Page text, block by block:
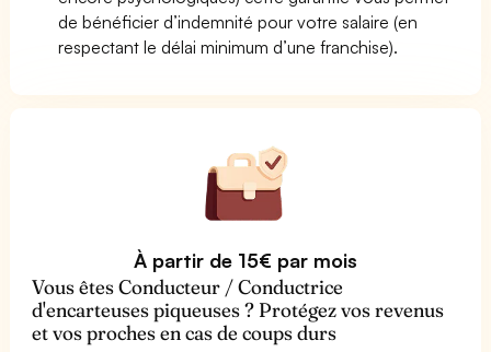
de bénéficier d’indemnité pour votre salaire (en
respectant le délai minimum d’une franchise).
À partir de 15€ par mois
Vous êtes Conducteur / Conductrice
d'encarteuses piqueuses ? Protégez vos revenus
et vos proches en cas de coups durs